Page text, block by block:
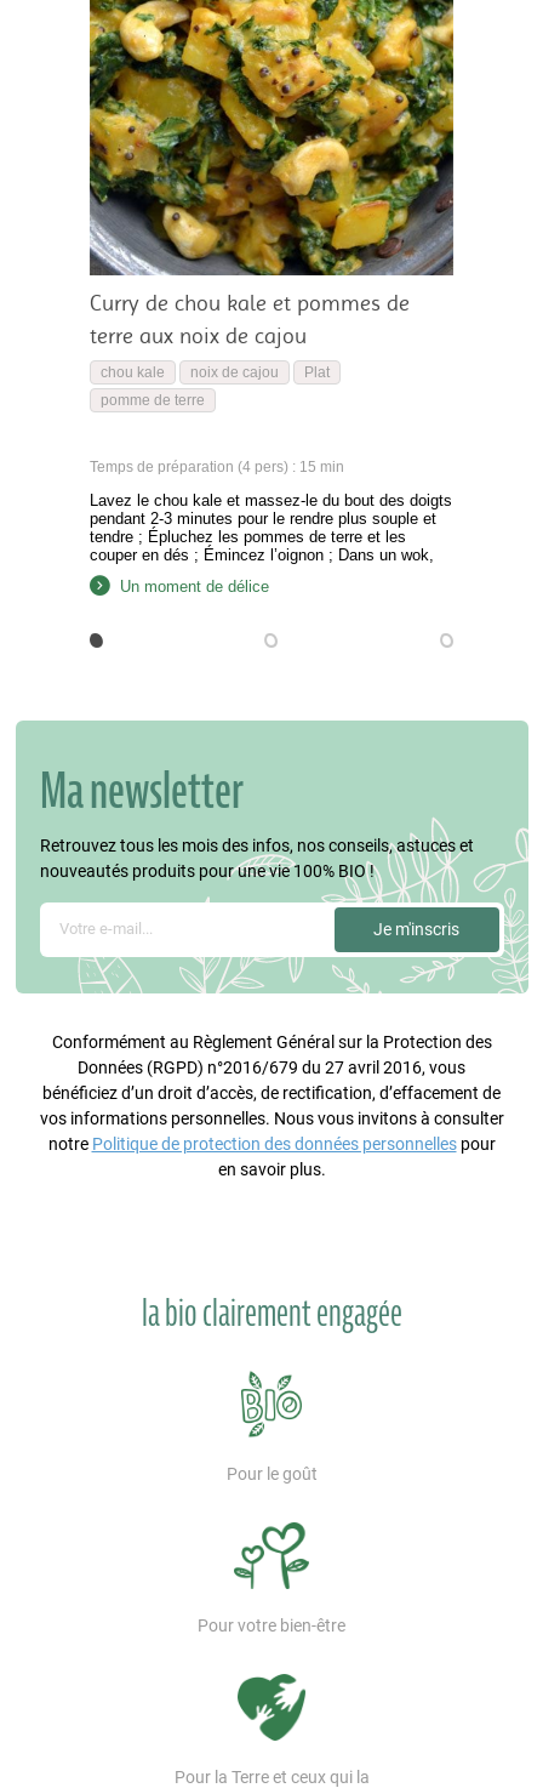
Curry de chou kale et pommes de
terre aux noix de cajou
chou kale noix de cajou
Plat
pomme de terre
Temps de préparation (4 pers) : 15 min
Lavez le chou kale et massez-le du bout des doigts
pendant 2-3 minutes pour le rendre plus souple et
tendre ; Épluchez les pommes de terre et les
couper en dés ; Émincez l’oignon ; Dans un wok,
faîtes chauffer 3 c. à s. d’huile d’olive. Jetez-y les
graines de moutarde noire et attendez qu’elles
Un moment de délice
Ma newsletter
Retrouvez tous les mois des infos, nos conseils, astuces et
nouveautés produits pour une vie 100% BIO !
Conformément au Règlement Général sur la Protection des
Données (RGPD) n°2016/679 du 27 avril 2016, vous
bénéficiez d’un droit d’accès, de rectification, d’effacement de
vos informations personnelles. Nous vous invitons à consulter
notre Politique de protection des données personnellespour
en savoir plus.
la bio clairement engagée
Pour le goût
Pour votre bien-être
Pour la Terre et ceux qui la